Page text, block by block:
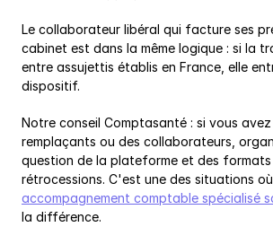
Le collaborateur libéral qui facture ses
cabinet est dans la même logique : si la
entre assujettis établis en France, elle
dispositif.
Notre conseil Comptasanté : si vous
remplaçants ou des collaborateurs,
question de la plateforme et des formats
accompagnement comptable spécialisé
la différence.